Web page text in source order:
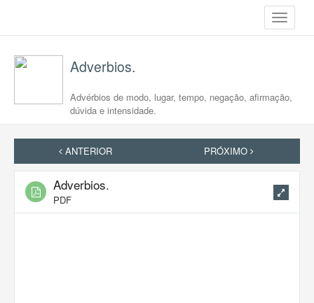
Toggle
Adverbios.
Advérbios de modo, lugar, tempo, negação, afirmação,
dúvida e intensidade.
ANTERIOR PRÓXIMO
Adverbios.
PDF